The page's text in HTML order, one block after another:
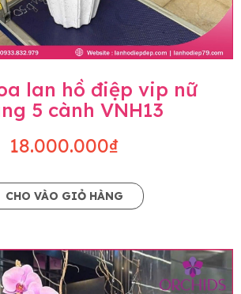
lan hồ điệp vip nữ
5 cành VNH13
18.000.000₫
CHO VÀO GIỎ HÀNG